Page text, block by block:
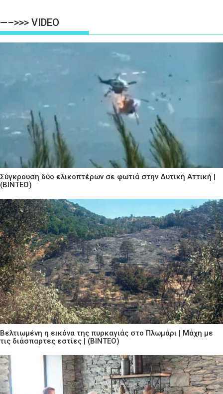
—–>>> VIDEO
Σύγκρουση δύο ελικοπτέρων σε φωτιά στην Δυτική Αττική |
(ΒΙΝΤΕΟ)
Βελτιωμένη η εικόνα της πυρκαγιάς στο Πλωμάρι | Μάχη με
τις διάσπαρτες εστίες | (ΒΙΝΤΕΟ)